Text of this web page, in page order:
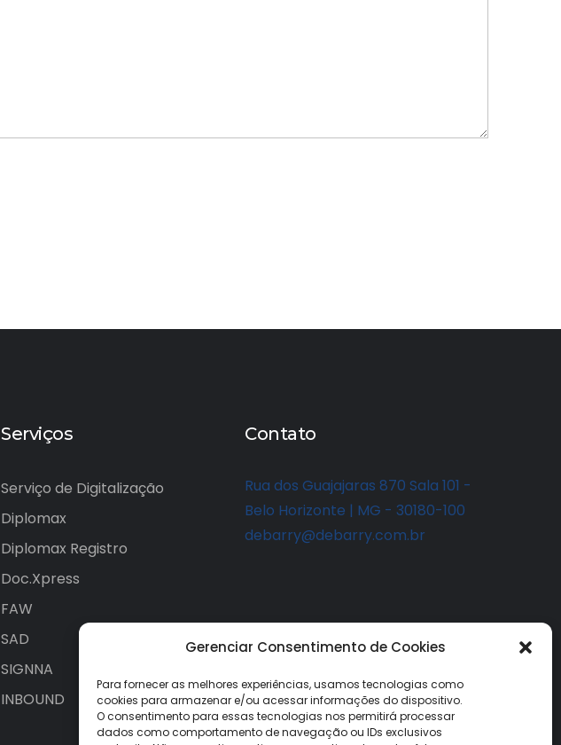
Gerenciar Consentimento de Cookies
Para fornecer as melhores experiências, usamos tecnologias como
cookies para armazenar e/ou acessar informações do dispositivo.
O consentimento para essas tecnologias nos permitirá processar
dados como comportamento de navegação ou IDs exclusivos
Serviços
Serviço de Digitalização
Diplomax
Diplomax Registro
Doc.Xpress
FAW
SAD
SIGNNA
INBOUND
Contato
Rua dos Guajajaras 870 Sala 101 -
Belo Horizonte | MG - 30180-100
debarry@debarry.com.br